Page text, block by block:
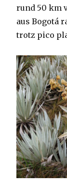
rund 50 km
aus Bogotá
trotz pico